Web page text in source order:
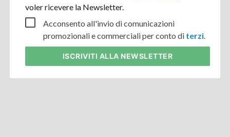
voler ricevere la Newsletter.
Acconsento all'invio di comunicazioni
promozionali e commerciali per conto di terzi.
ISCRIVITI ALLA NEWSLETTER